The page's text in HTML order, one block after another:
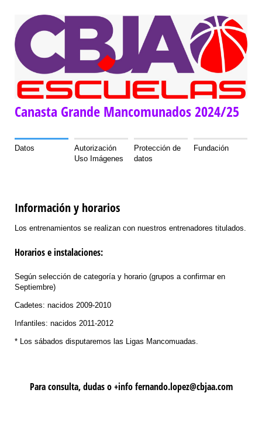
Canasta Grande Mancomunados 2024/25
Datos
Autorización
Uso Imágenes
Protección de
datos
Fundación
Información y horarios
Los entrenamientos se realizan con nuestros entrenadores titulados.
Horarios e instalaciones:
Según selección de categoría y horario (grupos a confirmar en
Septiembre)
Cadetes: nacidos 2009-2010
Infantiles: nacidos 2011-2012
* Los sábados disputaremos las Ligas Mancomuadas.
Para consulta, dudas o +info fernando.lopez@cbjaa.com